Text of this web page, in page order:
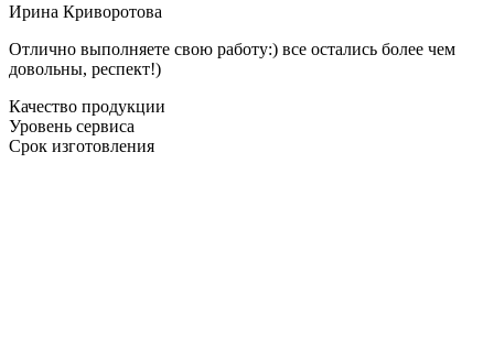
Ирина Криворотова
Отлично выполняете свою работу:) все остались более чем
довольны, респект!)
Качество продукции
Уровень сервиса
Срок изготовления